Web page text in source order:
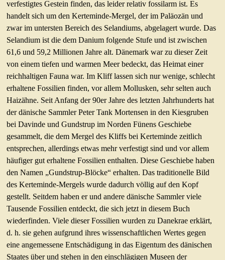
verfestigtes Gestein finden, das leider relativ fossilarm ist. Es
handelt sich um den Kerteminde-Mergel, der im Paläozän und
zwar im untersten Bereich des Selandiums, abgelagert wurde. Das
Selandium ist die dem Danium folgende Stufe und ist zwischen
61,6 und 59,2 Millionen Jahre alt. Dänemark war zu dieser Zeit
von einem tiefen und warmen Meer bedeckt, das Heimat einer
reichhaltigen Fauna war. Im Kliff lassen sich nur wenige, schlecht
erhaltene Fossilien finden, vor allem Mollusken, sehr selten auch
Haizähne. Seit Anfang der 90er Jahre des letzten Jahrhunderts hat
der dänische Sammler Peter Tank Mortensen in den Kiesgruben
bei Davinde und Gundstrup im Norden Fünens Geschiebe
gesammelt, die dem Mergel des Kliffs bei Kerteminde zeitlich
entsprechen, allerdings etwas mehr verfestigt sind und vor allem
häufiger gut erhaltene Fossilien enthalten. Diese Geschiebe haben
den Namen „Gundstrup-Blöcke“ erhalten. Das traditionelle Bild
des Kerteminde-Mergels wurde dadurch völlig auf den Kopf
gestellt. Seitdem haben er und andere dänische Sammler viele
Tausende Fossilien entdeckt, die sich jetzt in diesem Buch
wiederfinden. Viele dieser Fossilien wurden zu Danekrae erklärt,
d. h. sie gehen aufgrund ihres wissenschaftlichen Wertes gegen
eine angemessene Entschädigung in das Eigentum des dänischen
Staates über und stehen in den einschlägigen Museen der